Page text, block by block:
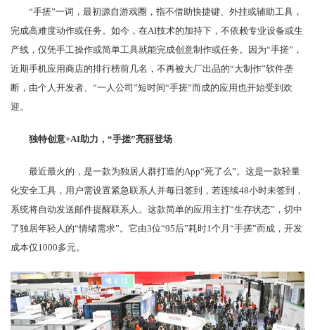
“手搓”一词，最初源自游戏圈，指不借助快捷键、外挂或辅助工具，
完成高难度动作或任务。如今，在AI技术的加持下，不依赖专业设备或生
产线，仅凭手工操作或简单工具就能完成创意制作或任务。因为“手搓”，
近期手机应用商店的排行榜前几名，不再被大厂出品的“大制作”软件垄
断，由个人开发者、“一人公司”短时间“手搓”而成的应用也开始受到欢
迎。
独特创意+AI助力，“手搓”亮丽登场
最近最火的，是一款为独居人群打造的App“死了么”。这是一款轻量
化安全工具，用户需设置紧急联系人并每日签到，若连续48小时未签到，
系统将自动发送邮件提醒联系人。这款简单的应用主打“生存状态”，切中
了独居年轻人的“情绪需求”。它由3位“95后”耗时1个月“手搓”而成，开发
成本仅1000多元。